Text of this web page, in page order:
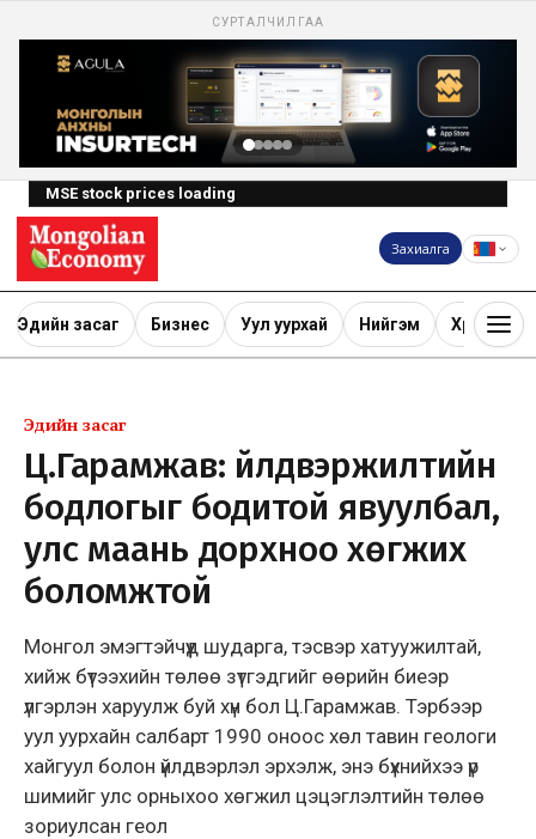
СУРТАЛЧИЛГАА
MSE stock prices loading
Захиалга
Эдийн засаг Бизнес Уул уурхай Нийгэм Хөрөнгө
Эдийн засаг
Ц.Гарамжав: Үйлдвэржилтийн
бодлогыг бодитой явуулбал,
улс маань дорхноо хөгжих
боломжтой
Монгол эмэгтэйчүүд шударга, тэсвэр хатуужилтай,
хийж бүтээхийн төлөө зүтгэдгийг өөрийн биеэр
үлгэрлэн харуулж буй хүн бол Ц.Гарамжав. Тэрбээр
уул уурхайн салбарт 1990 оноос хөл тавин геологи
хайгуул болон үйлдвэрлэл эрхэлж, энэ бүхнийхээ үр
шимийг улс орныхоо хөгжил цэцэглэлтийн төлөө
зориулсан геол